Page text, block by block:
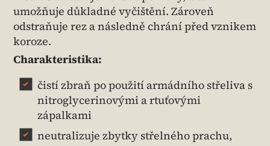
umožňuje důkladné vyčištění. Zároveň
odstraňuje rez a následně chrání před vznikem
koroze.
Charakteristika:
čistí zbraň po použití armádního střeliva s
nitroglycerinovými a rtuťovými
zápalkami
neutralizuje zbytky střelného prachu,